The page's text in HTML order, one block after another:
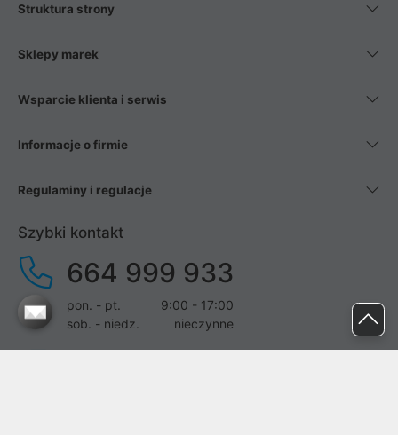
Struktura strony
Sklepy marek
Wsparcie klienta i serwis
Informacje o firmie
Regulaminy i regulacje
Szybki kontakt
664 999 933
pon. - pt.
9:00 - 17:00
sob. - niedz.
nieczynne